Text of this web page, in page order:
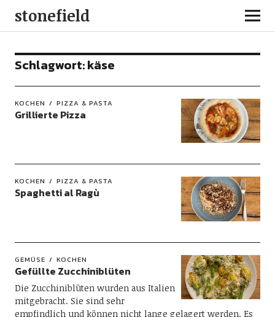
stonefield
Schlagwort:käse
KOCHEN PIZZA & PASTA
Grillierte Pizza
KOCHEN PIZZA & PASTA
Spaghetti al Ragù
GEMÜSE KOCHEN
Gefüllte Zucchiniblüten
Die Zucchiniblüten wurden aus Italien
mitgebracht. Sie sind sehr
empfindlich und können nicht lange gelagert werden. Es